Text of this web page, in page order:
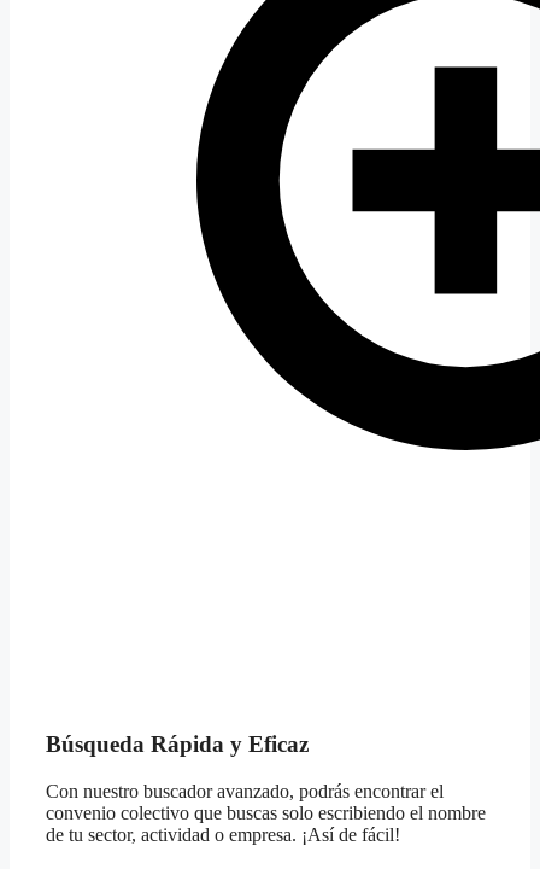
Búsqueda Rápida y Eficaz
Con nuestro buscador avanzado, podrás encontrar el
convenio colectivo que buscas solo escribiendo el nombre
de tu sector, actividad o empresa. ¡Así de fácil!